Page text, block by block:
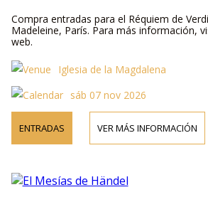
Compra entradas para el Réquiem de
Madeleine, París. Para más información,
web.
Iglesia de la Magdalena
sáb 07 nov 2026
ENTRADAS VER MÁS INFORMACIÓN